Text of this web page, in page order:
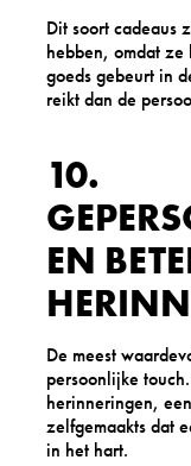
Dit soort cadeaus
hebben, omdat
goeds gebeurt in
reikt dan de
10.
EN
De meest
persoonlijke
herinneringen,
zelfgemaakts dat
in het hart.